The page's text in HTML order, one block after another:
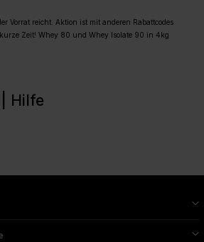
Vorrat reicht. Aktion ist mit anderen Rabattcodes
Zeit! Whey 80 und Whey Isolate 90 in 4kg
Hilfe